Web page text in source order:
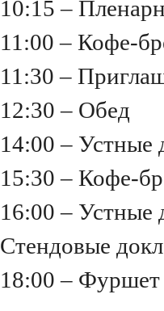
10:15 –
11:00 – Кофе-
11:30 –
12:30 – Обед
14:00 – Устные
15:30 – Кофе-
16:00 – Устные
Стендовые
18:00 – Фуршет